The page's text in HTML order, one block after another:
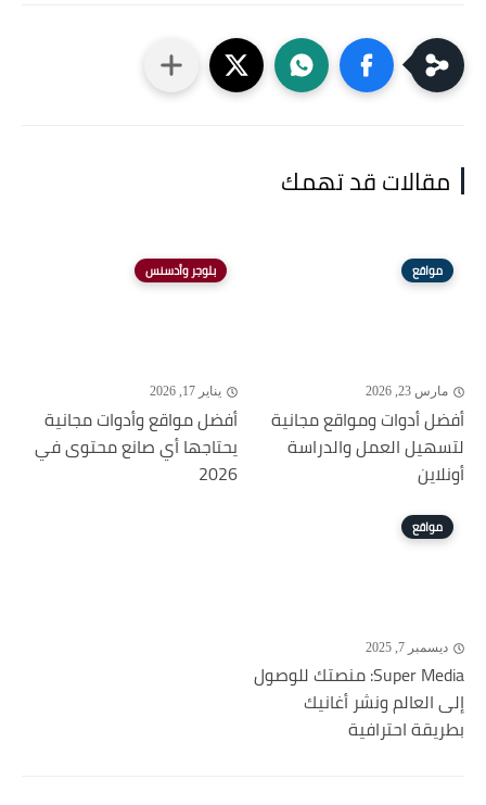
مقالات قد تهمك
مواقع
مارس 23, 2026
أفضل أدوات ومواقع مجانية
لتسهيل العمل والدراسة
أونلاين
بلوجر وأدسنس
يناير 17, 2026
أفضل مواقع وأدوات مجانية
يحتاجها أي صانع محتوى في
2026
مواقع
ديسمبر 7, 2025
Super Media: منصتك للوصول
إلى العالم ونشر أغانيك
بطريقة احترافية